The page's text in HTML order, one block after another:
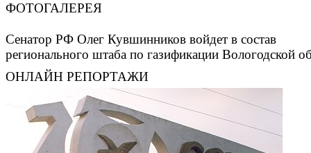
ФОТОГАЛЕРЕЯ
Сенатор РФ Олег Кувшинников войдет в состав
регионального штаба по газификации Вологодской
ОНЛАЙН РЕПОРТАЖИ